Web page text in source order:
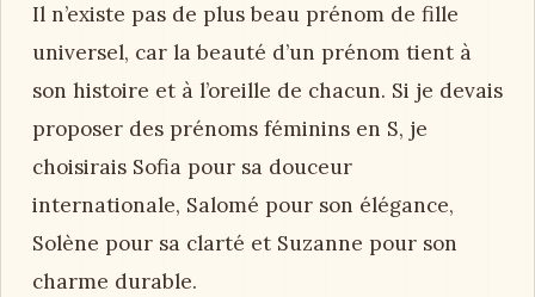
Il n’existe pas de plus beau prénom de fille
universel, car la beauté d’un prénom tient à
son histoire et à l’oreille de chacun. Si je devais
proposer des prénoms féminins en S, je
choisirais Sofia pour sa douceur
internationale, Salomé pour son élégance,
Solène pour sa clarté et Suzanne pour son
charme durable.